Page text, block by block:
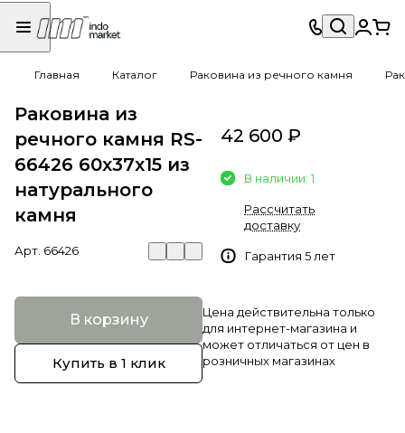
Главная Каталог Раковина из речного камня
Раковина из
речного камня RS-
66426 60х37х15 из
натурального
камня
Арт. 66426
В корзину
Купить в 1 клик
42 600 ₽
В наличии: 1
Рассчитать
доставку
Гарантия 5 лет
Цена действительна только
для интернет-магазина и
может отличаться от цен в
розничных магазинах